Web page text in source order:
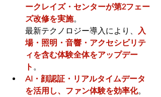
ークレイズ・センターが第2フェー
ズ改修を実施。
最新テクノロジー導入により、
入
場・照明・音響・アクセシビリテ
ィを含む体験全体をアップデー
ト 。
AI・顔認証・リアルタイムデータ
を活用し、ファン体験を効率化。